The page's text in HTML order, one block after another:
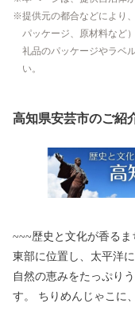
提供元の都合などにより
パッケージ、原材料など
礼品のパッケージやラベ
い。
高知県安芸市のご紹
~~~歴史と文化が香るまち 高知県
東部に位置し、太平洋
自然の恵みをたっぷり
す。 ちりめんじゃこに